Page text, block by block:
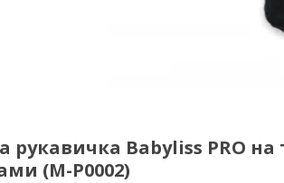
рукавичка Babyliss PRO
(M-P0002)